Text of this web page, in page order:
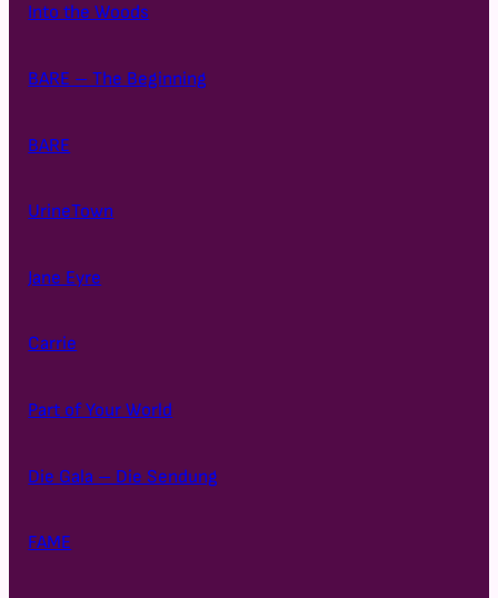
Into the Woods
BARE – The Beginning
BARE
UrineTown
Jane Eyre
Carrie
Part of Your World
Die Gala – Die Sendung
FAME